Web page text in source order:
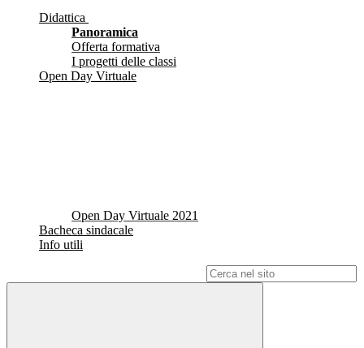
Didattica
Panoramica
Offerta formativa
I progetti delle classi
Open Day Virtuale
Open Day Virtuale 2021
Bacheca sindacale
Info utili